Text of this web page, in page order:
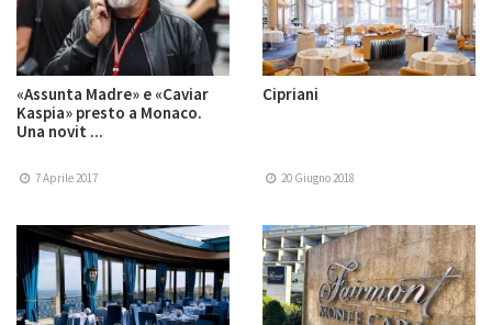
«Assunta Madre» e «Caviar
Kaspia» presto a Monaco.
Una novit ...
7 Aprile 2017
Cipriani
20 Giugno 2018